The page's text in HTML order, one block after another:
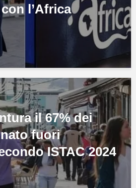
l’Africa
il 67% dei
fuori
ISTAC 2024